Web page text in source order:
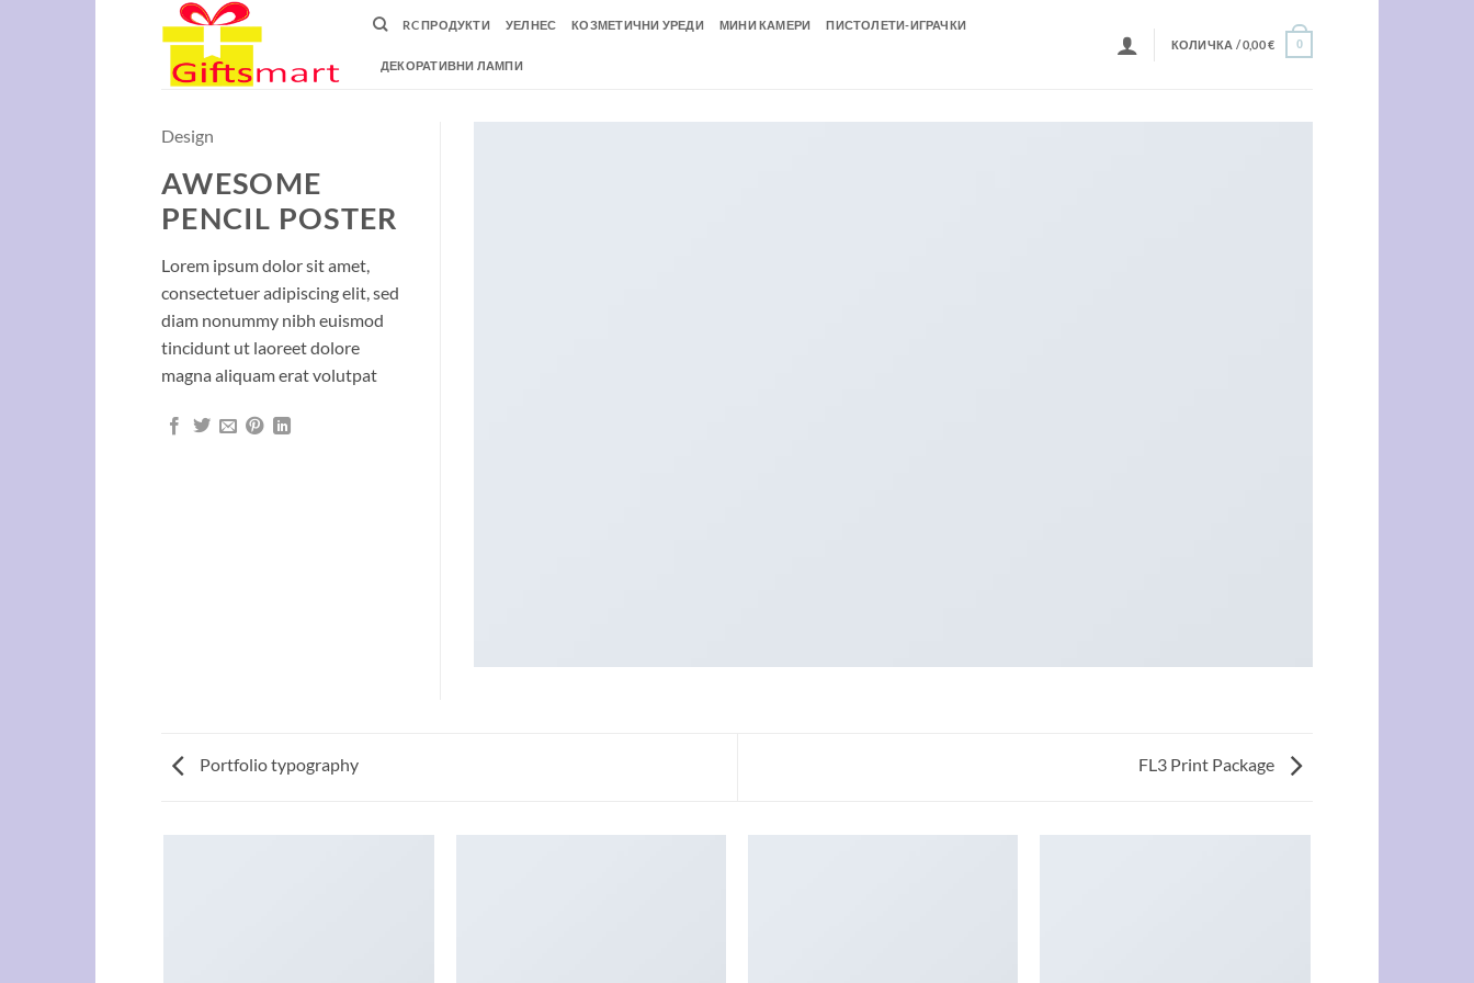
RC ПРОДУКТИ УЕЛНЕС КОЗМЕТИЧНИ УРЕДИ МИНИ КАМЕРИ ПИСТОЛЕТИ-ИГРАЧКИ
ДЕКОРАТИВНИ ЛАМПИ
КОЛИЧКА /0,00€ 0
Design
AWESOME
PENCIL POSTER
Lorem ipsum dolor sit amet,
consectetuer adipiscing elit, sed
diam nonummy nibh euismod
tincidunt ut laoreet dolore
magna aliquam erat volutpat
Portfolio typography FL3 Print Package